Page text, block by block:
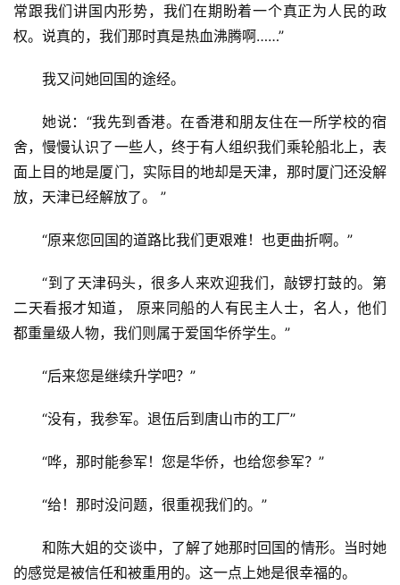
常跟我们讲国内形势，我们在期盼着一个真正为人民的政
权。说真的，我们那时真是热血沸腾啊……”
我又问她回国的途经。
她说：“我先到香港。在香港和朋友住在一所学校的宿
舍，慢慢认识了一些人，终于有人组织我们乘轮船北上，表
面上目的地是厦门，实际目的地却是天津，那时厦门还没解
放，天津已经解放了。 ”
“原来您回国的道路比我们更艰难！也更曲折啊。”
“到了天津码头，很多人来欢迎我们，敲锣打鼓的。第
二天看报才知道， 原来同船的人有民主人士，名人，他们
都重量级人物，我们则属于爱国华侨学生。”
“后来您是继续升学吧？”
“没有，我参军。退伍后到唐山市的工厂”
“哗，那时能参军！您是华侨，也给您参军？”
“给！那时没问题，很重视我们的。”
和陈大姐的交谈中，了解了她那时回国的情形。当时她
的感觉是被信任和被重用的。这一点上她是很幸福的。